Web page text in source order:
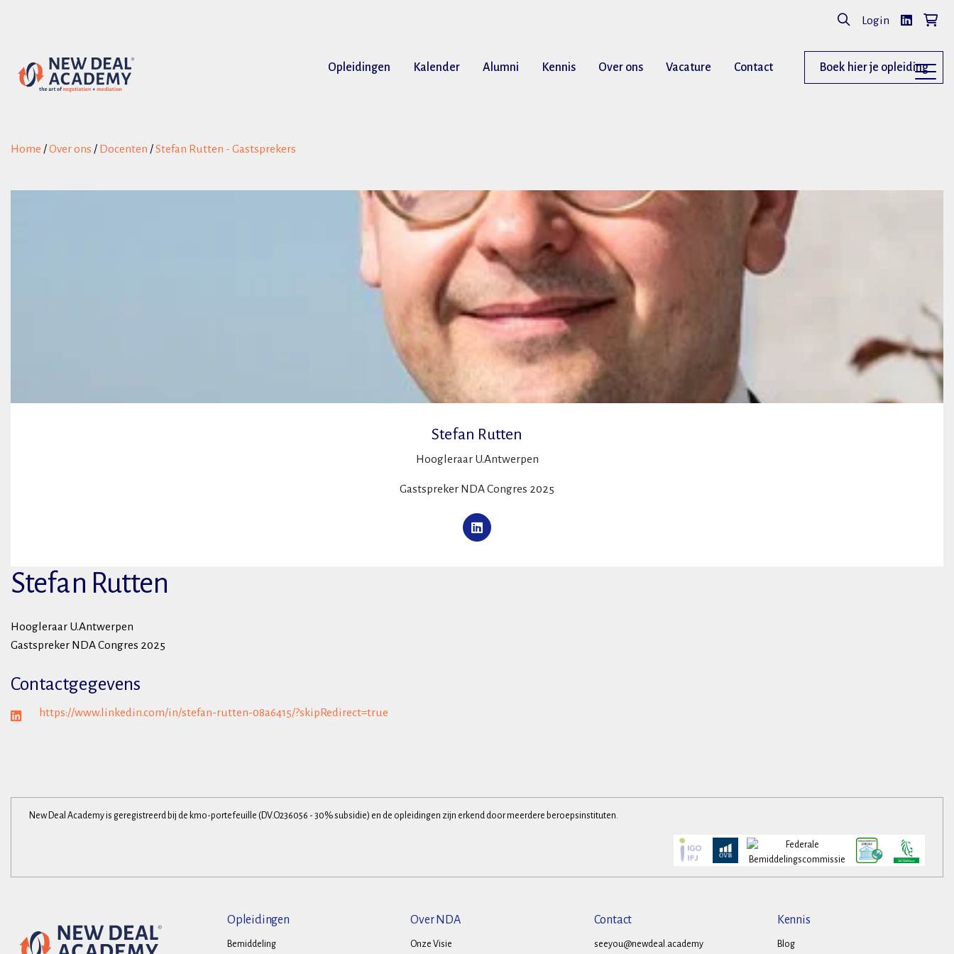
Login
Opleidingen Kalender Alumni Kennis Over ons Vacature Contact Boek hier je opleiding
Home /Over ons / Docenten /Stefan Rutten - Gastsprekers
Stefan Rutten
Hoogleraar U.Antwerpen
Gastspreker NDA Congres 2025
Stefan Rutten
Hoogleraar U.Antwerpen
Gastspreker NDA Congres 2025
Contactgegevens
https://www.linkedin.com/in/stefan-rutten-08a6415/?skipRedirect=true
New Deal Academy is geregistreerd bij de kmo-portefeuille (DV.O236056 - 30% subsidie) en de opleidingen zijn erkend door meerdere beroepsinstituten.
Opleidingen
Bemiddeling
Over NDA
Onze Visie
Contact
seeyou@newdeal.academy
Kennis
Blog